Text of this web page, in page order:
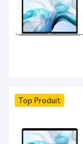
Top Produit